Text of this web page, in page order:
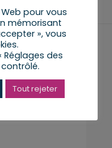
pour vous
mémorisant
», vous
Réglages des
Tout rejeter